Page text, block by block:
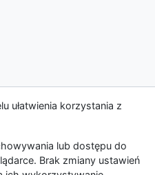
ułatwienia korzystania z
lub dostępu do
Brak zmiany ustawień